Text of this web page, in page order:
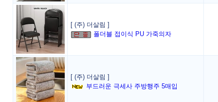
[ (주) 더살림 ]
폴더블 접이식 PU 가죽의자
[ (주) 더살림 ]
부드러운 극세사 주방행주 5매입